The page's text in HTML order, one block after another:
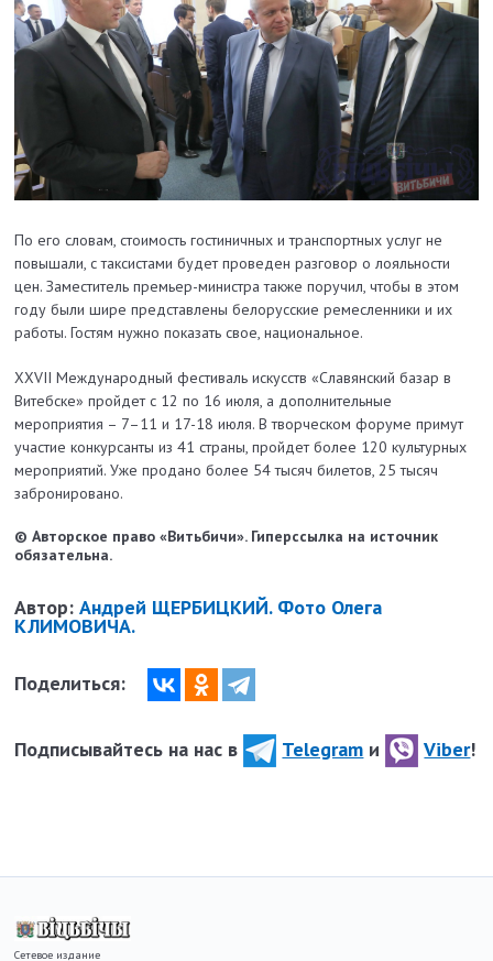
По его словам, стоимость гостиничных и транспортных услуг не
повышали, с таксистами будет проведен разговор о лояльности
цен. Заместитель премьер-министра также поручил, чтобы в этом
году были шире представлены белорусские ремесленники и их
работы. Гостям нужно показать свое, национальное.
XXVII Международный фестиваль искусств «Славянский базар в
Витебске» пройдет с 12 по 16 июля, а дополнительные
мероприятия – 7–11 и 17-18 июля. В творческом форуме примут
участие конкурсанты из 41 страны, пройдет более 120 культурных
мероприятий. Уже продано более 54 тысяч билетов, 25 тысяч
забронировано.
© Авторское право «Витьбичи». Гиперссылка на источник
обязательна.
Автор:Андрей ЩЕРБИЦКИЙ. Фото Олега
КЛИМОВИЧА.
Поделиться:
Подписывайтесь на нас в Telegram и Viber!
Сетевое издание